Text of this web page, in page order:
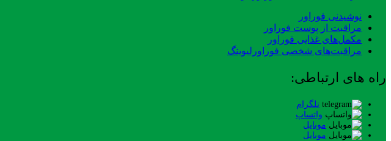
نوشیدنی فوراور
مراقبت از پوست فوراور
مکمل‌های غذایی فوراور
مراقبت‌های شخصی فوراورلیوینگ
راه های ارتباطی:
تلگرام
واتساپ
موبایل
موبایل